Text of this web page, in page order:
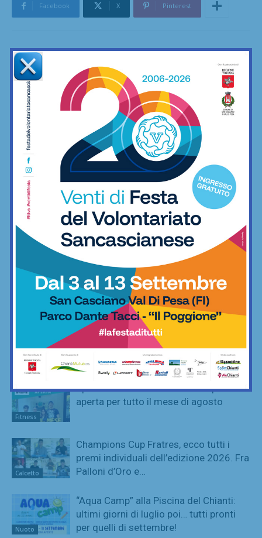
Facebook X Pinterest
Redazione
La redazione di SportChianti dà spazio, ogni giorno, a tutti gli
sport nei comuni chiantigiani: calcio, pallavolo, basket,
pallamano, baseball, karate, danza, ginnastica, ciclismo...
Articoli correlati
Aquatica, corsi di nuoto per bambini e
ragazzi anche a settembre
Equitazione
Anastasia Chechi, figlia di Jury,
convocata nella Nazionale Young
Riders agli Europei di equitazione
Fitness
SportLab21 non va in vacanza: palestra
aperta per tutto il mese di agosto
Calcetto
Champions Cup Fratres, ecco tutti i
premi individuali dell’edizione 2026. Fra
Palloni d’Oro e…
Nuoto
“Aqua Camp” alla Piscina del Chianti:
ultimi giorni di luglio poi… tutti pronti
per quelli di settembre!